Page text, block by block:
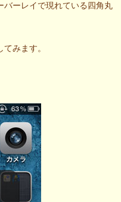
バーレイで現れている四角丸
みます。